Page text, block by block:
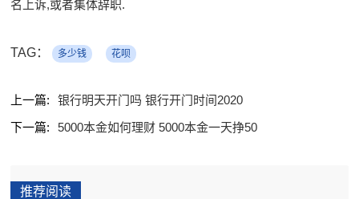
名上诉,或者集体辞职.
TAG： 多少钱 花呗
上一篇:
银行明天开门吗 银行开门时间2020
下一篇:
5000本金如何理财 5000本金一天挣50
推荐阅读